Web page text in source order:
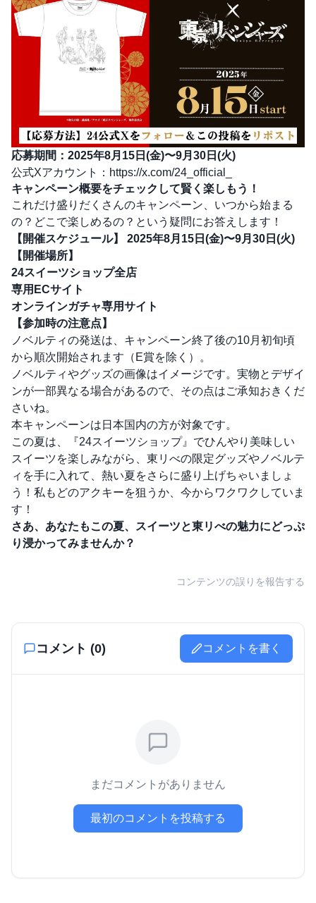
応募期間：2025年8月15日(金)〜9月30日(火)
公式Xアカウント： https://x.com/24_official_
キャンペーン概要をチェックして賢く楽しもう！
これだけ盛りだくさんのキャンペーン、いつから始まる
の？どこで楽しめるの？という疑問にお答えします！
【開催スケジュール】
2025年8月15日(金)〜9月30日(火)
【開催場所】
24スイーツショップ全店
専用ECサイト
オンラインガチャ専用サイト
【参加時の注意点】
ノベルティの発送は、キャンペーン終了後の10月初旬頃
から順次開始されます（E賞を除く）。
ノベルティやグッズの画像はイメージです。実物とデザイ
ンが一部異なる場合があるので、その点はご承知おきくだ
さいね。
本キャンペーンは日本国内の方が対象です。
この夏は、『24スイーツショップ』でひんやり美味しい
スイーツを楽しみながら、東リべの限定グッズやノベルテ
ィを手に入れて、熱い夏をさらに盛り上げちゃいましょ
う！私もどのアクキーを狙うか、今からワクワクしていま
す！
さあ、あなたもこの夏、スイーツと東リべの魅力にどっぷ
り浸かってみませんか？
コンテンツの誤りを報告する
コメント (0) コメントを書く
まだコメントがありません
最初のコメントを投稿する